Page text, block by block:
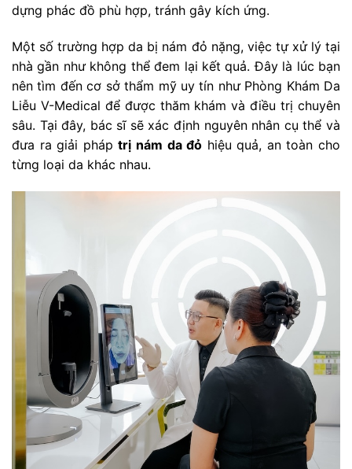
dựng phác đồ phù hợp, tránh gây kích ứng.
Một số trường hợp da bị nám đỏ nặng, việc tự xử lý tại
nhà gần như không thể đem lại kết quả. Đây là lúc bạn
nên tìm đến cơ sở thẩm mỹ uy tín như Phòng Khám Da
Liễu V-Medical để được thăm khám và điều trị chuyên
sâu. Tại đây, bác sĩ sẽ xác định nguyên nhân cụ thể và
đưa ra giải pháptrị nám da đỏ hiệu quả, an toàn cho
từng loại da khác nhau.